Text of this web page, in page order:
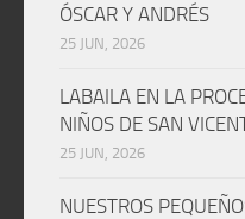
ÓSCAR Y ANDRÉS
25 JUN, 2026
LABAILA EN LA
NIÑOS DE SAN
25 JUN, 2026
NUESTROS